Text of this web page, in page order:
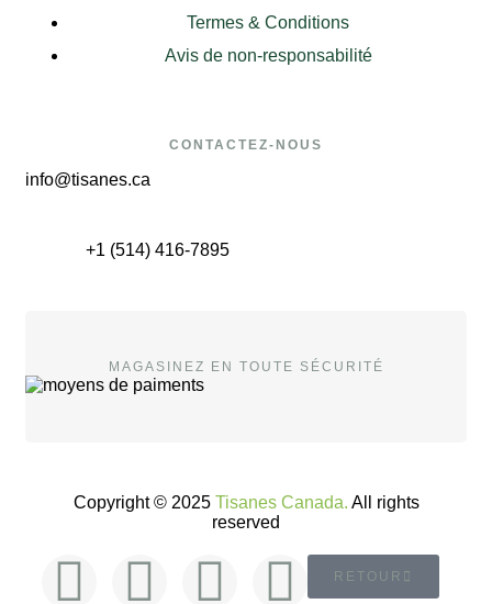
Termes & Conditions
Avis de non-responsabilité
CONTACTEZ-NOUS
info@tisanes.ca
+1 (514) 416-7895
MAGASINEZ EN TOUTE SÉCURITÉ
Copyright © 2025 Tisanes Canada. All rights
reserved
RETOUR